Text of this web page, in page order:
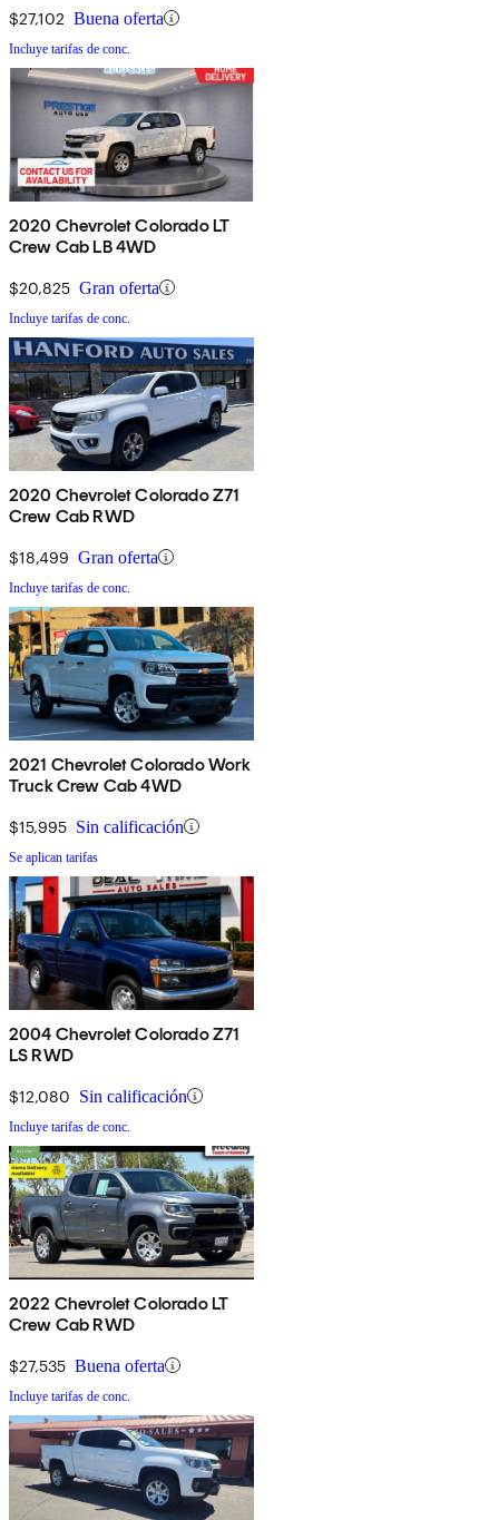
$27,102 Buena oferta
Incluye tarifas de conc.
2020 Chevrolet Colorado LT
Crew Cab LB 4WD
$20,825 Gran oferta
Incluye tarifas de conc.
2020 Chevrolet Colorado Z71
Crew Cab RWD
$18,499 Gran oferta
Incluye tarifas de conc.
2021 Chevrolet Colorado Work
Truck Crew Cab 4WD
$15,995 Sin calificación
Se aplican tarifas
2004 Chevrolet Colorado Z71
LS RWD
$12,080 Sin calificación
Incluye tarifas de conc.
2022 Chevrolet Colorado LT
Crew Cab RWD
$27,535 Buena oferta
Incluye tarifas de conc.